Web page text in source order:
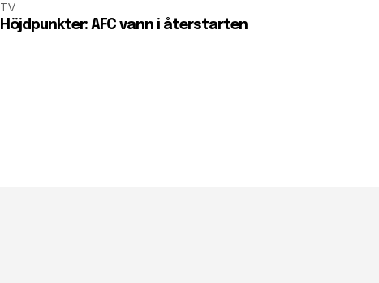
TV
Höjdpunkter: AFC vann i återstarten